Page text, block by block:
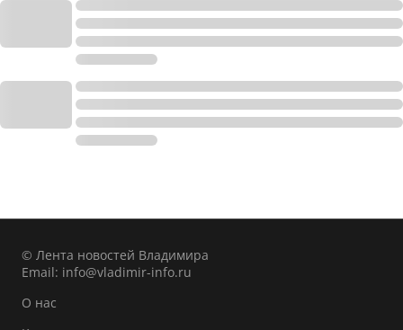
© Лента новостей Владимира
Email: info@vladimir-info.ru
О нас